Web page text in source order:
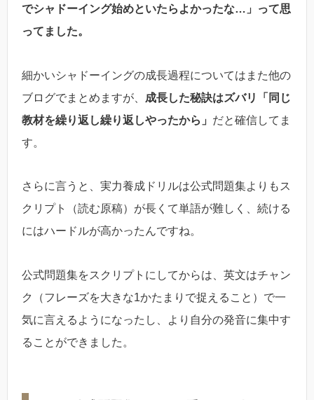
でシャドーイング始めといたらよかったな…」って思
ってました。
細かいシャドーイングの成長過程についてはまた他の
ブログでまとめますが、 成長した秘訣はズバリ「同じ
教材を繰り返し繰り返しやったから」 だと確信してま
す。
さらに言うと、実力養成ドリルは公式問題集よりもス
クリプト（読む原稿）が長くて単語が難しく、続ける
にはハードルが高かったんですね。
公式問題集をスクリプトにしてからは、英文はチャン
ク（フレーズを大きな1かたまりで捉えること）で一
気に言えるようになったし、より自分の発音に集中す
ることができました。